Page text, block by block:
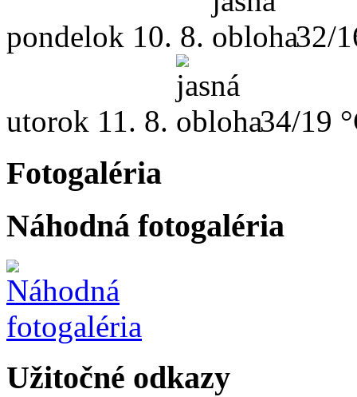
pondelok 10. 8. 32/
utorok 11. 8. 34/19
Fotogaléria
Náhodná fotogaléria
Užitočné odkazy